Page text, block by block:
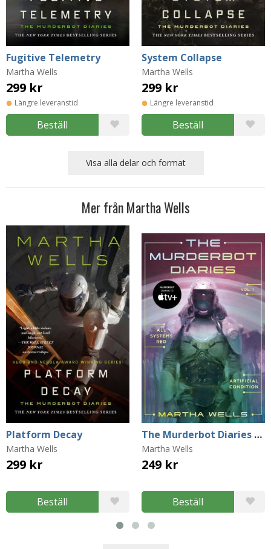
Fugitive Telemetry
Martha Wells
299 kr
Längre leveranstid
Beställ
System Collapse
Martha Wells
299 kr
Längre leveranstid
Beställ
Visa alla delar och format
Mer från Martha Wells
Platform Decay
Martha Wells
299 kr
Beställ
The Murderbot Diaries Vol. 1
Martha Wells
249 kr
Beställ